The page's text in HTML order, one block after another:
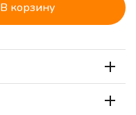
В корзину